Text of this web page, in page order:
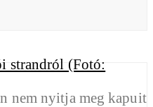
nem nyitja meg kapuit